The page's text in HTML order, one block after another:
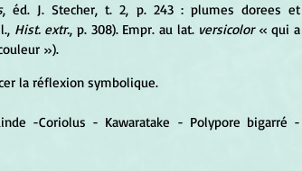
Hist. extr., p. 308). Empr. au lat. versicolor « qui a
»).
la réflexion symbolique.
-Coriolus - Kawaratake - Polypore bigarré -